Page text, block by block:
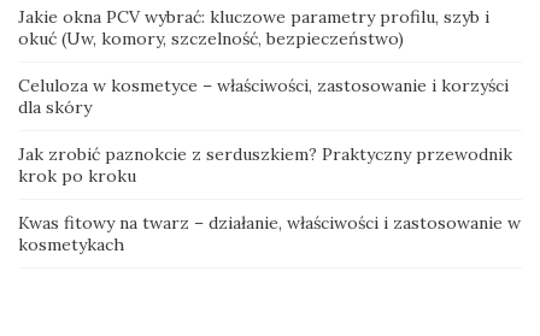
Jakie okna PCV wybrać: kluczowe parametry profilu, szyb i
okuć (Uw, komory, szczelność, bezpieczeństwo)
Celuloza w kosmetyce – właściwości, zastosowanie i korzyści
dla skóry
Jak zrobić paznokcie z serduszkiem? Praktyczny przewodnik
krok po kroku
Kwas fitowy na twarz – działanie, właściwości i zastosowanie w
kosmetykach